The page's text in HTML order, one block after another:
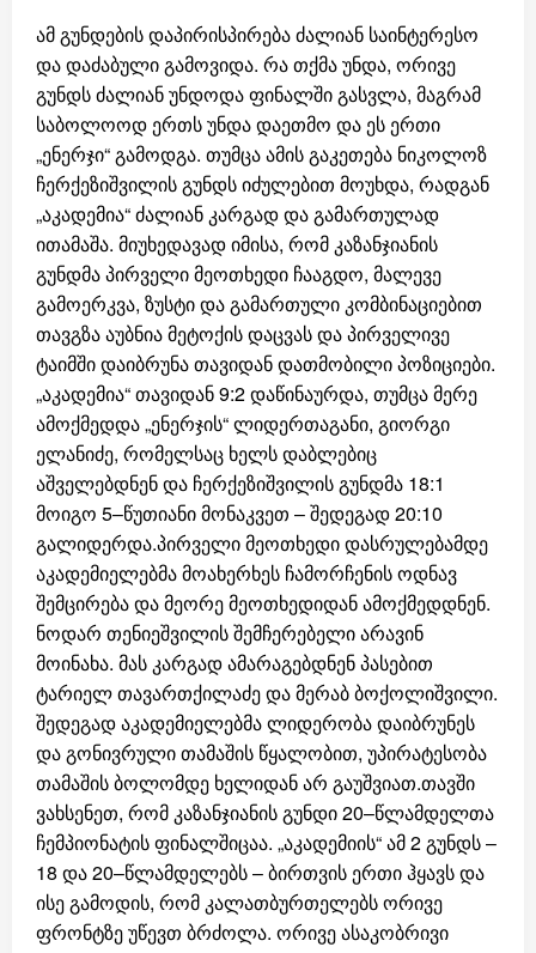
ამ გუნდების დაპირისპირება ძალიან საინტერესო
და დაძაბული გამოვიდა. რა თქმა უნდა, ორივე
გუნდს ძალიან უნდოდა ფინალში გასვლა, მაგრამ
საბოლოოდ ერთს უნდა დაეთმო და ეს ერთი
„ენერჯი“ გამოდგა. თუმცა ამის გაკეთება ნიკოლოზ
ჩერქეზიშვილის გუნდს იძულებით მოუხდა, რადგან
„აკადემია“ ძალიან კარგად და გამართულად
ითამაშა. მიუხედავად იმისა, რომ კაზანჯიანის
გუნდმა პირველი მეოთხედი ჩააგდო, მალევე
გამოერკვა, ზუსტი და გამართული კომბინაციებით
თავგზა აუბნია მეტოქის დაცვას და პირველივე
ტაიმში დაიბრუნა თავიდან დათმობილი პოზიციები.
„აკადემია“ თავიდან 9:2 დაწინაურდა, თუმცა მერე
ამოქმედდა „ენერჯის“ ლიდერთაგანი, გიორგი
ელანიძე, რომელსაც ხელს დაბლებიც
აშველებდნენ და ჩერქეზიშვილის გუნდმა 18:1
მოიგო 5–წუთიანი მონაკვეთ – შედეგად 20:10
გალიდერდა.პირველი მეოთხედი დასრულებამდე
აკადემიელებმა მოახერხეს ჩამორჩენის ოდნავ
შემცირება და მეორე მეოთხედიდან ამოქმედდნენ.
ნოდარ თენიეშვილის შემჩერებელი არავინ
მოინახა. მას კარგად ამარაგებდნენ პასებით
ტარიელ თავართქილაძე და მერაბ ბოქოლიშვილი.
შედეგად აკადემიელებმა ლიდერობა დაიბრუნეს
და გონივრული თამაშის წყალობით, უპირატესობა
თამაშის ბოლომდე ხელიდან არ გაუშვიათ.თავში
ვახსენეთ, რომ კაზანჯიანის გუნდი 20–წლამდელთა
ჩემპიონატის ფინალშიცაა. „აკადემიის“ ამ 2 გუნდს –
18 და 20–წლამდელებს – ბირთვის ერთი ჰყავს და
ისე გამოდის, რომ კალათბურთელებს ორივე
ფრონტზე უწევთ ბრძოლა. ორივე ასაკობრივი